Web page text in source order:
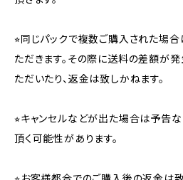
⭐︎同じパックで複数ご購入された場
ただきます。その際に送料の差額が
ただいたり、返金は致しかねます。
⭐︎キャンセルなどが出た場合は予告
頂く可能性があります。